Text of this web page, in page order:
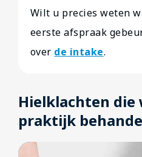
Wilt u precies weten
eerste afspraak
over de intake.
Hielklachten die
praktijk